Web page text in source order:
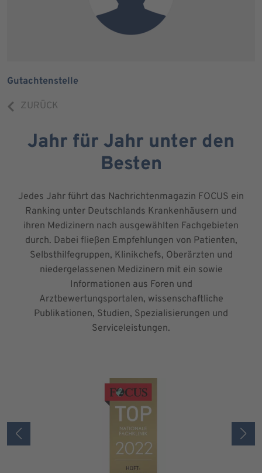
Gutachtenstelle
ZURÜCK
Jahr für Jahr unter den
Besten
Jedes Jahr führt das Nachrichtenmagazin FOCUS ein
Ranking unter Deutschlands Krankenhäusern und
ihren Medizinern nach ausgewählten Fachgebieten
durch. Dabei fließen Empfehlungen von Patienten,
Selbsthilfegruppen, Klinikchefs, Oberärzten und
niedergelassenen Medizinern mit ein sowie
Informationen aus Foren und
Arztbewertungsportalen, wissenschaftliche
Publikationen, Studien, Spezialisierungen und
Serviceleistungen.